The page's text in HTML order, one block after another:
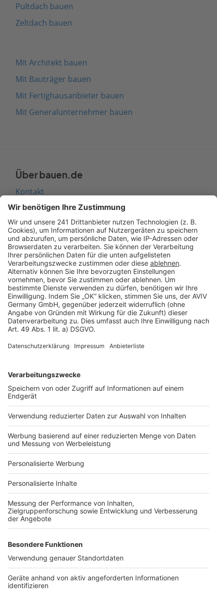
Pultdach bauen
Zeltdach bauen
Mit Architekt bauen
Mit Bauträger bauen
Mit Fertighausanbieter bauen
Mit Generalunternehmer bauen
Über bauen.de
Kontakt
Seitenaufbau
Barrierefreiheit
Cookie Einstellungen
Rechtliches
AGB-Übersicht
Datenschutz
Impressum
Services
Bauprojekt-Quiz
Häuser-Suche
Hausanbieter-Suche
Bauprojekt-Profil
Für Unternehmen
Ihre Baufirma auf bauen.de
Kostenloses Infogespräch